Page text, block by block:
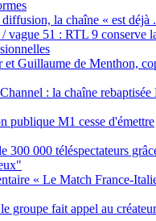
diffusion, la chaîne « est déjà
vague 51 : RTL 9 conserve
et Guillaume de Menthon,
: la chaîne
publique M1 cesse d'émettre
300 000 téléspectateurs
« Le Match France-
le groupe fait appel au